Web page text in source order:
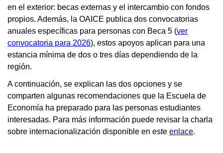
en el exterior: becas externas y el intercambio con fondos
propios. Además, la OAICE publica dos convocatorias
anuales específicas para personas con Beca 5 (ver
convocatoria para 2026), estos apoyos aplican para una
estancia mínima de dos o tres días dependiendo de la
región.
A continuación, se explican las dos opciones y se
comparten algunas recomendaciones que la Escuela de
Economía ha preparado para las personas estudiantes
interesadas. Para más información puede revisar la charla
sobre internacionalización disponible en este enlace.